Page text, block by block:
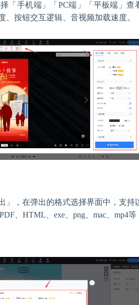
「手机端」「PC端」「平板端」查
、按钮交互逻辑、音视频加载速度。
」，在弹出的格式选择界面中，支持
、HTML、exe、png、mac、mp4等